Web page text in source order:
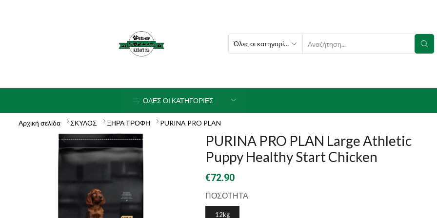
SEARCH
ΟΛΕΣ ΟΙ ΚΑΤΗΓΟΡΙΕΣ
Αρχική σελίδα ΣΚΥΛΟΣ ΞΗΡΑ ΤΡΟΦΗ PURINA PRO PLAN
PURINA PRO PLAN Large Athletic
Puppy Healthy Start Chicken
€72.90
ΠΟΣΟΤΗΤΑ
12kg